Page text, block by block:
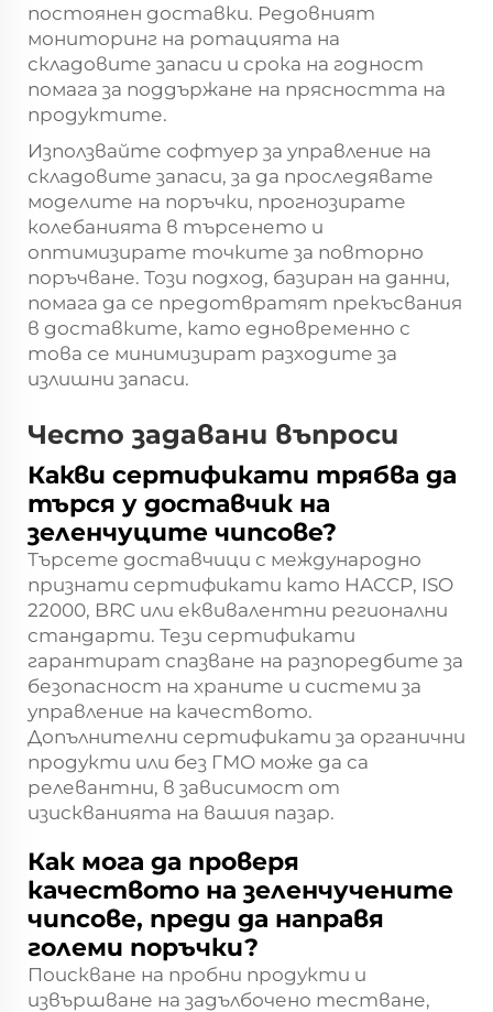
постоянен доставки. Редовният
мониторинг на ротацията на
складовите запаси и срока на годност
помага за поддържане на прясността на
продуктите.
Използвайте софтуер за управление на
складовите запаси, за да проследявате
моделите на поръчки, прогнозирате
колебанията в търсенето и
оптимизирате точките за повторно
поръчване. Този подход, базиран на данни,
помага да се предотвратят прекъсвания
в доставките, като едновременно с
това се минимизират разходите за
излишни запаси.
Често задавани въпроси
Какви сертификати трябва да
търся у доставчик на
зеленчуците чипсове?
Търсете доставчици с международно
признати сертификати като HACCP, ISO
22000, BRC или еквивалентни регионални
стандарти. Тези сертификати
гарантират спазване на разпоредбите за
безопасност на храните и системи за
управление на качеството.
Допълнителни сертификати за органични
продукти или без ГМО може да са
релевантни, в зависимост от
изискванията на вашия пазар.
Как мога да проверя
качеството на зеленчучените
чипсове, преди да направя
големи поръчки?
Поискване на пробни продукти и
извършване на задълбочено тестване,